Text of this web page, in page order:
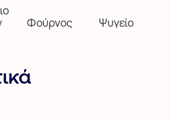
Φούρνος Ψυγείο